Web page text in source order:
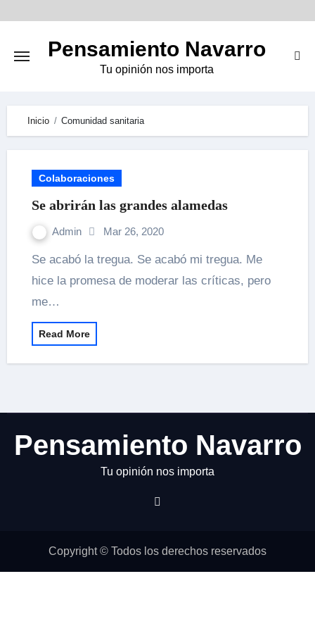
Pensamiento Navarro
Tu opinión nos importa
Inicio Comunidad sanitaria
Colaboraciones
Se abrirán las grandes alamedas
Admin Mar 26, 2020
Se acabó la tregua. Se acabó mi tregua. Me
hice la promesa de moderar las críticas, pero
me…
Read More
Pensamiento Navarro
Tu opinión nos importa
Copyright © Todos los derechos reservados